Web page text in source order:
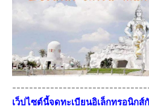
เว็ปไซต์นี้จดทะเบียนอิเล็กทรอนิก